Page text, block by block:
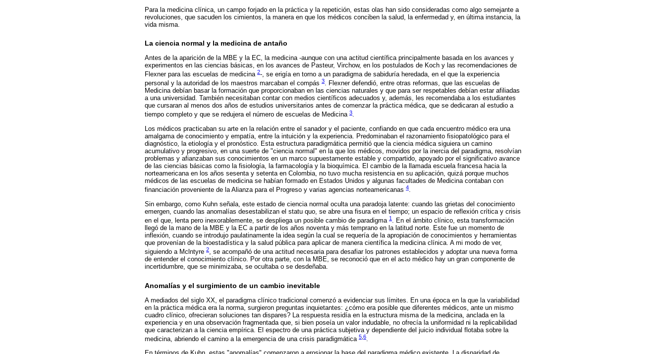
Para la medicina clínica, un campo forjado en la práctica y la repetición, estas olas han sido consideradas como algo semejante a
revoluciones, que sacuden los cimientos, la manera en que los médicos conciben la salud, la enfermedad y, en última instancia, la
vida misma.
La ciencia normal y la medicina de antaño
Antes de la aparición de la MBE y la EC, la medicina -aunque con una actitud científica principalmente basada en los avances y
experimentos en las ciencias básicas, en los avances de Pasteur, Virchow, en los postulados de Koch y las recomendaciones de
Flexner para las escuelas de medicina 2-, se erigía en torno a un paradigma de sabiduría heredada, en el que la experiencia
personal y la autoridad de los maestros marcaban el compás 3. Flexner defendió, entre otras reformas, que las escuelas de
Medicina debían basar la formación que proporcionaban en las ciencias naturales y que para ser respetables debían estar afiliadas
a una universidad. También necesitaban contar con medios científicos adecuados y, además, les recomendaba a los estudiantes
que cursaran al menos dos años de estudios universitarios antes de comenzar la práctica médica, que se dedicaran al estudio a
tiempo completo y que se redujera el número de escuelas de Medicina 3.
Los médicos practicaban su arte en la relación entre el sanador y el paciente, confiando en que cada encuentro médico era una
amalgama de conocimiento y empatía, entre la intuición y la experiencia. Predominaban el razonamiento fisiopatológico para el
diagnóstico, la etiología y el pronóstico. Esta estructura paradigmática permitió que la ciencia médica siguiera un camino
acumulativo y progresivo, en una suerte de "ciencia normal" en la que los médicos, movidos por la inercia del paradigma, resolvían
problemas y afianzaban sus conocimientos en un marco supuestamente estable y compartido, apoyado por el significativo avance
de las ciencias básicas como la fisiología, la farmacología y la bioquímica. El cambio de la llamada escuela francesa hacia la
norteamericana en los años sesenta y setenta en Colombia, no tuvo mucha resistencia en su aplicación, quizá porque muchos
médicos de las escuelas de medicina se habían formado en Estados Unidos y algunas facultades de Medicina contaban con
financiación proveniente de la Alianza para el Progreso y varias agencias norteamericanas 4.
Sin embargo, como Kuhn señala, este estado de ciencia normal oculta una paradoja latente: cuando las grietas del conocimiento
emergen, cuando las anomalías desestabilizan el statu quo, se abre una fisura en el tiempo; un espacio de reflexión crítica y crisis
en el que, lenta pero inexorablemente, se despliega un posible cambio de paradigma 1 . En el ámbito clínico, esta transformación
llegó de la mano de la MBE y la EC a partir de los años noventa y más temprano en la latitud norte. Este fue un momento de
inflexión, cuando se introdujo paulatinamente la idea según la cual se requería de la apropiación de conocimientos y herramientas
que provenían de la bioestadística y la salud pública para aplicar de manera científica la medicina clínica. A mi modo de ver,
siguiendo a Mclntyre 2, se acompañó de una actitud necesaria para desafiar los patrones establecidos y adoptar una nueva forma
de entender el conocimiento clínico. Por otra parte, con la MBE, se reconoció que en el acto médico hay un gran componente de
incertidumbre, que se minimizaba, se ocultaba o se desdeñaba.
Anomalías y el surgimiento de un cambio inevitable
A mediados del siglo XX, el paradigma clínico tradicional comenzó a evidenciar sus límites. En una época en la que la variabilidad
en la práctica médica era la norma, surgieron preguntas inquietantes: ¿cómo era posible que diferentes médicos, ante un mismo
cuadro clínico, ofrecieran soluciones tan dispares? La respuesta residía en la estructura misma de la medicina, anclada en la
experiencia y en una observación fragmentada que, si bien poseía un valor indudable, no ofrecía la uniformidad ni la replicabilidad
que caracterizan a la ciencia empírica. El espectro de una práctica subjetiva y dependiente del juicio individual flotaba sobre la
medicina, abriendo el camino a la emergencia de una crisis paradigmática 5 6